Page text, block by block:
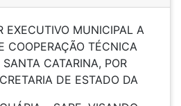
EXECUTIVO MUNICIPAL A
COOPERAÇÃO TÉCNICA
CATARINA, POR
DE ESTADO DA